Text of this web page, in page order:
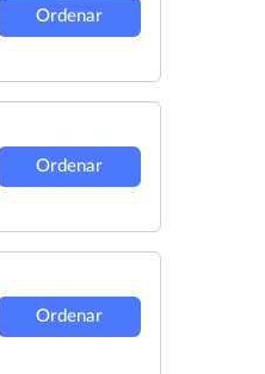
Ordenar
Ordenar
Ordenar